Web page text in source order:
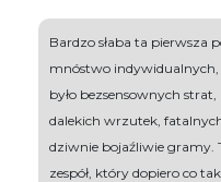
Bardzo słaba ta pierwsza
mnóstwo indywidualnych,
było bezsensownych
dalekich wrzutek,
dziwnie bojaźliwie gramy.
zespół, który dopiero co